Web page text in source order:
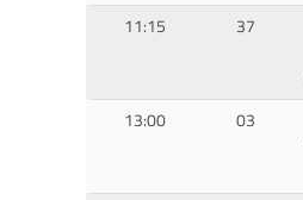
11:15 37
13:00 03